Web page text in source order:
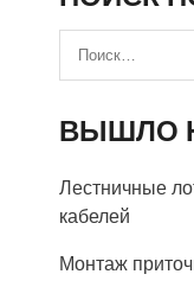
ВЫШЛО
Лестничные
кабелей
Монтаж